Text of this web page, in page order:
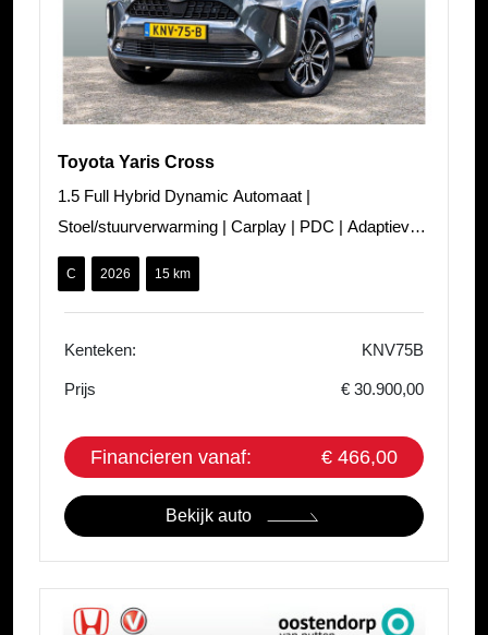
Toyota Yaris Cross
1.5 Full Hybrid Dynamic Automaat |
Stoel/stuurverwarming | Carplay | PDC | Adaptieve
cruisecontrol
C 2026 15 km
Kenteken: KNV75B
Prijs € 30.900,00
Financieren vanaf: € 466,00
Bekijk auto